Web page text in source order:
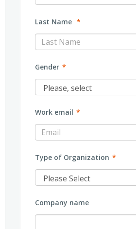
Last Name *
Gender *
Work email *
Type of Organization *
Company name